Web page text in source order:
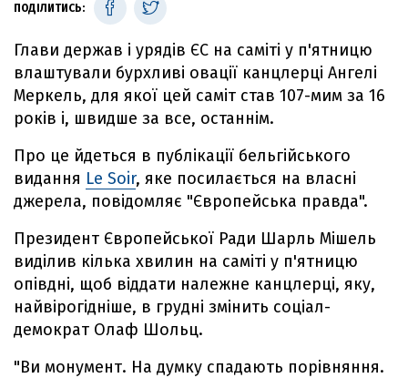
ПОДІЛИТИСЬ:
Глави держав і урядів ЄС на саміті у п'ятницю
влаштували бурхливі овації канцлерці Ангелі
Меркель, для якої цей саміт став 107-мим за 16
років і, швидше за все, останнім.
Про це йдеться в публікації бельгійського
видання Le Soir, яке посилається на власні
джерела, повідомляє "Європейська правда".
Президент Європейської Ради Шарль Мішель
виділив кілька хвилин на саміті у п'ятницю
опівдні, щоб віддати належне канцлерці, яку,
найвірогідніше, в грудні змінить соціал-
демократ Олаф Шольц.
"Ви монумент. На думку спадають порівняння.